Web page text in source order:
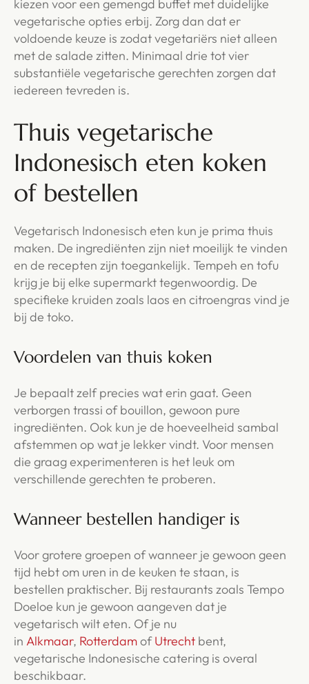
kiezen voor een gemengd buffet met duidelijke
vegetarische opties erbij. Zorg dan dat er
voldoende keuze is zodat vegetariërs niet alleen
met de salade zitten. Minimaal drie tot vier
substantiële vegetarische gerechten zorgen dat
iedereen tevreden is.
Thuis vegetarische
Indonesisch eten koken
of bestellen
Vegetarisch Indonesisch eten kun je prima thuis
maken. De ingrediënten zijn niet moeilijk te vinden
en de recepten zijn toegankelijk. Tempeh en tofu
krijg je bij elke supermarkt tegenwoordig. De
specifieke kruiden zoals laos en citroengras vind je
bij de toko.
Voordelen van thuis koken
Je bepaalt zelf precies wat erin gaat. Geen
verborgen trassi of bouillon, gewoon pure
ingrediënten. Ook kun je de hoeveelheid sambal
afstemmen op wat je lekker vindt. Voor mensen
die graag experimenteren is het leuk om
verschillende gerechten te proberen.
Wanneer bestellen handiger is
Voor grotere groepen of wanneer je gewoon geen
tijd hebt om uren in de keuken te staan, is
bestellen praktischer. Bij restaurants zoals Tempo
Doeloe kun je gewoon aangeven dat je
vegetarisch wilt eten. Of je nu
in Alkmaar, RotterdamofUtrecht bent,
vegetarische Indonesische catering is overal
beschikbaar.